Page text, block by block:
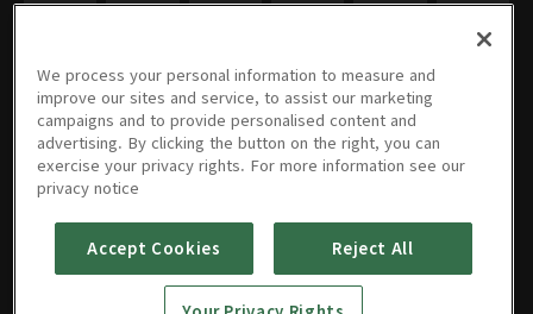
1004회
1003회
03/05/2026 • 58분
1002회 1001회 1000회 999회 998회
We process your personal information to measure and
improve our sites and service, to assist our marketing
campaigns and to provide personalised content and
advertising. By clicking the button on the right, you can
exercise your privacy rights. For more information see our
privacy notice
Accept Cookies Reject All